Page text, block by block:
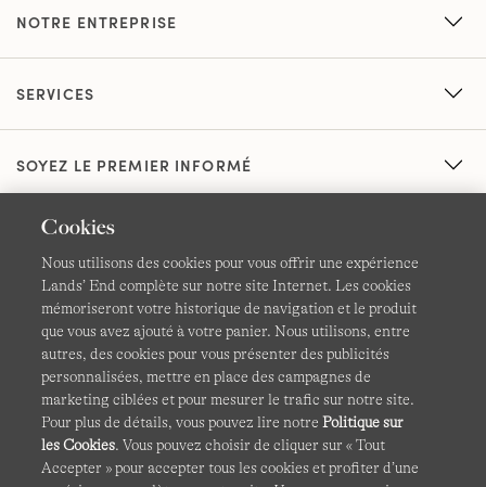
NOTRE ENTREPRISE
SERVICES
SOYEZ LE PREMIER INFORMÉ
CGV Confidentialité et sécurité
Cookies -Gérer mes paramètres Carte du site
Lands' End à l'international
Cookies
Nous utilisons des cookies pour vous offrir une expérience
Lands’ End complète sur notre site Internet. Les cookies
mémoriseront votre historique de navigation et le produit
que vous avez ajouté à votre panier. Nous utilisons, entre
autres, des cookies pour vous présenter des publicités
personnalisées, mettre en place des campagnes de
marketing ciblées et pour mesurer le trafic sur notre site.
Pour plus de détails, vous pouvez lire notrePolitique sur
les Cookies. Vous pouvez choisir de cliquer sur « Tout
Accepter » pour accepter tous les cookies et profiter d’une